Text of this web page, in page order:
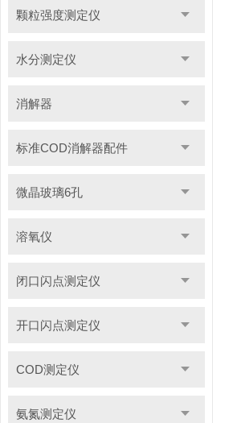
颗粒强度测定仪
水分测定仪
消解器
标准COD消解器配件
微晶玻璃6孔
溶氧仪
闭口闪点测定仪
开口闪点测定仪
COD测定仪
氨氮测定仪